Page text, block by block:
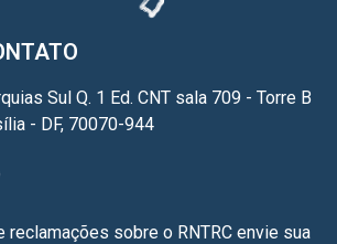
Sul Q. 1 Ed. CNT sala 709 - Torre B
- DF, 70070-944
reclamações sobre o RNTRC envie sua